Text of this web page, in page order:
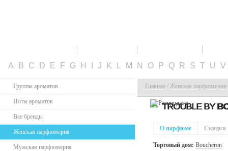
A B C D E F G H J K M N O P Q R S T U V
Группы ароматов
Ноты ароматов
Все бренды
Женская парфюмерия
Мужская парфюмерия
Главная / Женская парфюмерия
TROUBLE BY
О парфюме
Торговый дом: Boucheron
Скидки